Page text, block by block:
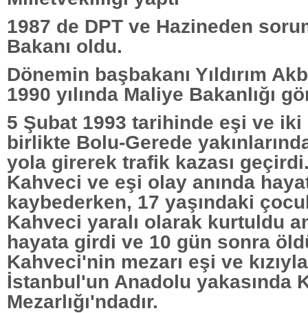
1987 de DPT ve Hazineden
Bakanı oldu.
Dönemin başbakanı Yıldırım
1990 yılında Maliye Bakanlığı
5 Şubat 1993 tarihinde eşi ve
birlikte Bolu-Gerede
yola girerek trafik kazası
Kahveci ve eşi olay anında
kaybederken, 17 yaşındaki
Kahveci yaralı olarak kurtuldu
hayata girdi ve 10 gün sonra
Kahveci'nin mezarı eşi ve
İstanbul'un Anadolu yakasında
Mezarlığı'ndadır.